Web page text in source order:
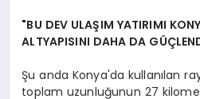
"BU DEV ULAŞIM YATIRIMI
ALTYAPISINI DAHA DA
Şu anda Konya'da kullanılan
toplam uzunluğunun 27